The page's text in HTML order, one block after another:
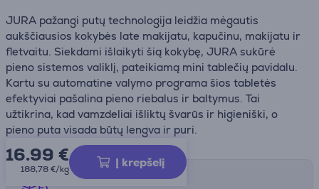
JURA pažangi putų technologija leidžia mėgautis
aukščiausios kokybės late makijatu, kapučinu, makijatu ir
fletvaitu. Siekdami išlaikyti šią kokybę, JURA sukūrė
pieno sistemos valiklį, pateikiamą mini tablečių pavidalu.
Kartu su automatine valymo programa šios tabletės
efektyviai pašalina pieno riebalus ir baltymus. Tai
užtikrina, kad vamzdeliai išliktų švarūs ir higieniški, o
pieno puta visada būtų lengva ir puri.
16.99 €
188,78 €/kg Į krepšelį
Pristatymo būdai